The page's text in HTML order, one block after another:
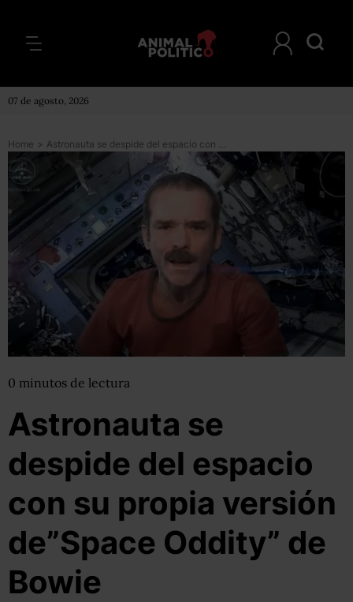
07 de agosto, 2026
Home > Astronauta se despide del espacio con su propia versión de”Space Oddity” de Bowie
0 minutos de lectura
Astronauta se
despide del espacio
con su propia versión
de”Space Oddity” de
Bowie